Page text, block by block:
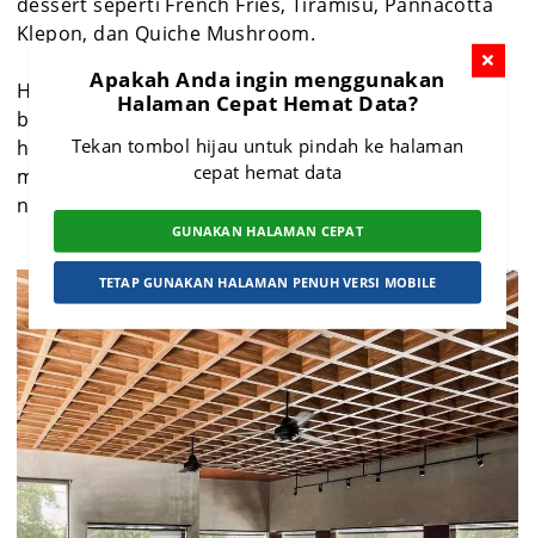
Apakah Anda ingin menggunakan
Halaman Cepat Hemat Data?
Tekan tombol hijau untuk pindah ke halaman
cepat hemat data
GUNAKAN HALAMAN CEPAT
TETAP GUNAKAN HALAMAN PENUH VERSI MOBILE
Klepon, dan Quiche Mushroom.
Harga menu di Turbean Space sangat bersahabat,
berkisar antara Rp18.000 hingga Rp42.000. Dengan
harga tersebut, kamu sudah bisa menikmati
makanan dan minuman berkualitas di tempat yang
nyaman dan estetik.